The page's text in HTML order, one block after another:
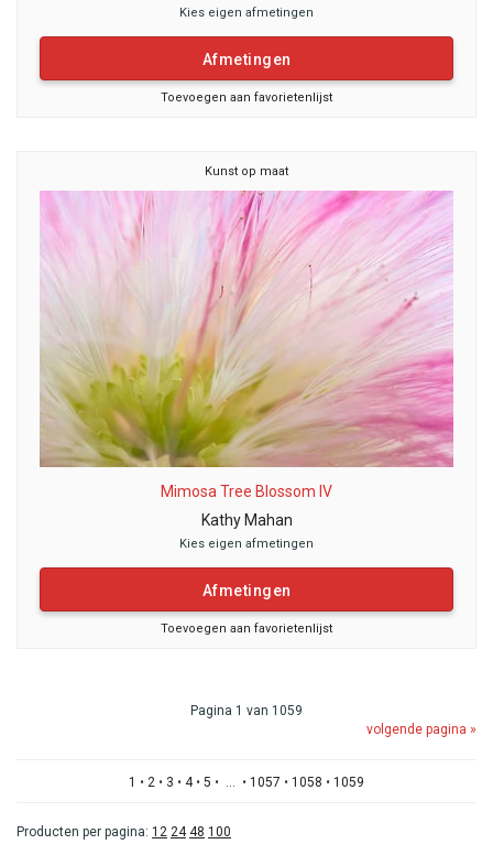
Kies eigen afmetingen
Afmetingen
Toevoegen aan favorietenlijst
Kunst op maat
Mimosa Tree Blossom IV
Kathy Mahan
Kies eigen afmetingen
Afmetingen
Toevoegen aan favorietenlijst
Pagina 1 van 1059
volgende pagina »
1 • 2 • 3 • 4• 5 • ... • 1057 • 1058 • 1059
Producten per pagina: 12 24 48 100